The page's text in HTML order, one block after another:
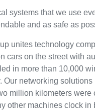
systems that we use
and as safe as
unites technology
cars on the street with
in more than 10,000
Our networking
million kilometers
other machines clock